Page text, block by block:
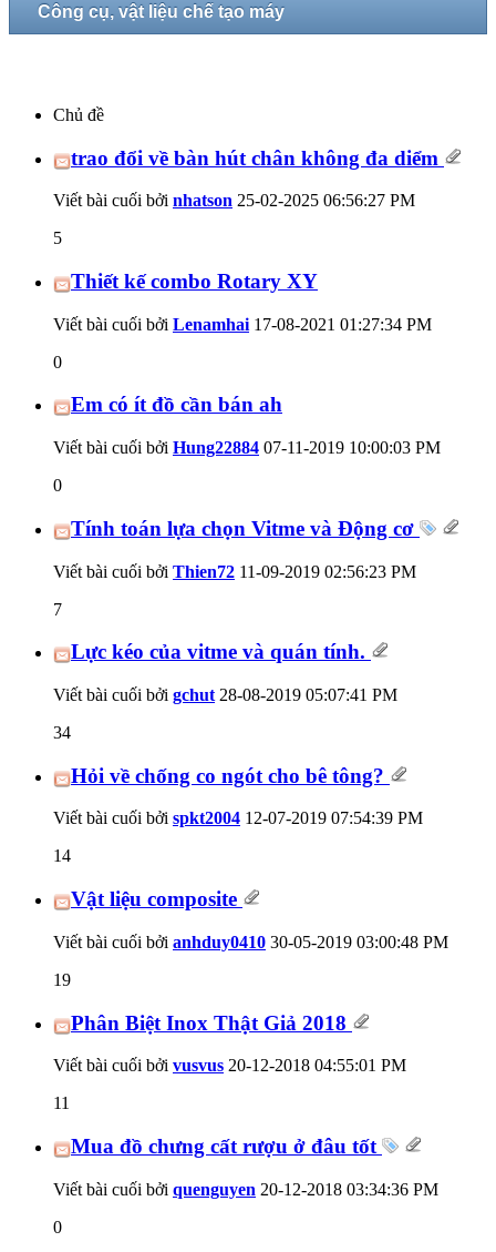
Công cụ, vật liệu chế tạo máy
Chủ đề
trao đổi về bàn hút chân không đa diểm
Viết bài cuối bởi nhatson 25-02-2025 06:56:27 PM
5
Thiết kế combo Rotary XY
Viết bài cuối bởi Lenamhai 17-08-2021 01:27:34 PM
0
Em có ít đồ cần bán ah
Viết bài cuối bởi Hung22884 07-11-2019 10:00:03 PM
0
Tính toán lựa chọn Vitme và Động cơ
Viết bài cuối bởi Thien72 11-09-2019 02:56:23 PM
7
Lực kéo của vitme và quán tính.
Viết bài cuối bởi gchut 28-08-2019 05:07:41 PM
34
Hỏi về chống co ngót cho bê tông?
Viết bài cuối bởi spkt2004 12-07-2019 07:54:39 PM
14
Vật liệu composite
Viết bài cuối bởi anhduy0410 30-05-2019 03:00:48 PM
19
Phân Biệt Inox Thật Giả 2018
Viết bài cuối bởi vusvus 20-12-2018 04:55:01 PM
11
Mua đồ chưng cất rượu ở đâu tốt
Viết bài cuối bởi quenguyen 20-12-2018 03:34:36 PM
0